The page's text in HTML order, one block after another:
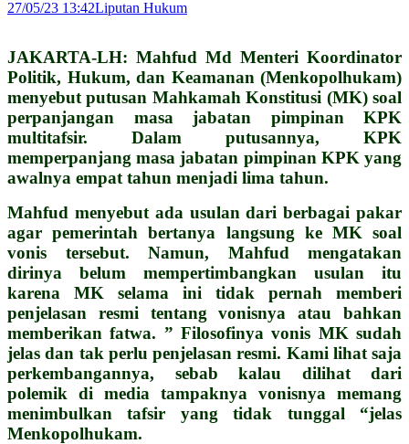
27/05/23 13:42Liputan Hukum
JAKARTA-LH: Mahfud Md Menteri Koordinator
Politik, Hukum, dan Keamanan (Menkopolhukam)
menyebut putusan Mahkamah Konstitusi (MK) soal
perpanjangan masa jabatan pimpinan KPK
multitafsir. Dalam putusannya, KPK
memperpanjang masa jabatan pimpinan KPK yang
awalnya empat tahun menjadi lima tahun.
Mahfud menyebut ada usulan dari berbagai pakar
agar pemerintah bertanya langsung ke MK soal
vonis tersebut. Namun, Mahfud mengatakan
dirinya belum mempertimbangkan usulan itu
karena MK selama ini tidak pernah memberi
penjelasan resmi tentang vonisnya atau bahkan
memberikan fatwa. ” Filosofinya vonis MK sudah
jelas dan tak perlu penjelasan resmi. Kami lihat saja
perkembangannya, sebab kalau dilihat dari
polemik di media tampaknya vonisnya memang
menimbulkan tafsir yang tidak tunggal “jelas
Menkopolhukam.